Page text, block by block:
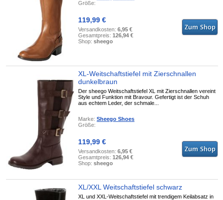
Größe:
119,99 €
Versandkosten:6,95 €
Gesamtpreis:126,94 €
Shop:sheego
XL-Weitschaftstiefel mit Zierschnallen
dunkelbraun
Der sheego Weitschaftstiefel XL mit Zierschnallen vereint
Style und Funktion mit Bravour. Gefertigt ist der Schuh
aus echtem Leder, der schmale...
Marke:Sheego Shoes
Größe:
119,99 €
Versandkosten:6,95 €
Gesamtpreis:126,94 €
Shop:sheego
XL/XXL Weitschaftstiefel schwarz
XL und XXL-Weitschaftstiefel mit trendigem Keilabsatz in